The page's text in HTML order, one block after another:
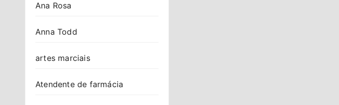
Ana Rosa
Anna Todd
artes marciais
Atendente de farmácia